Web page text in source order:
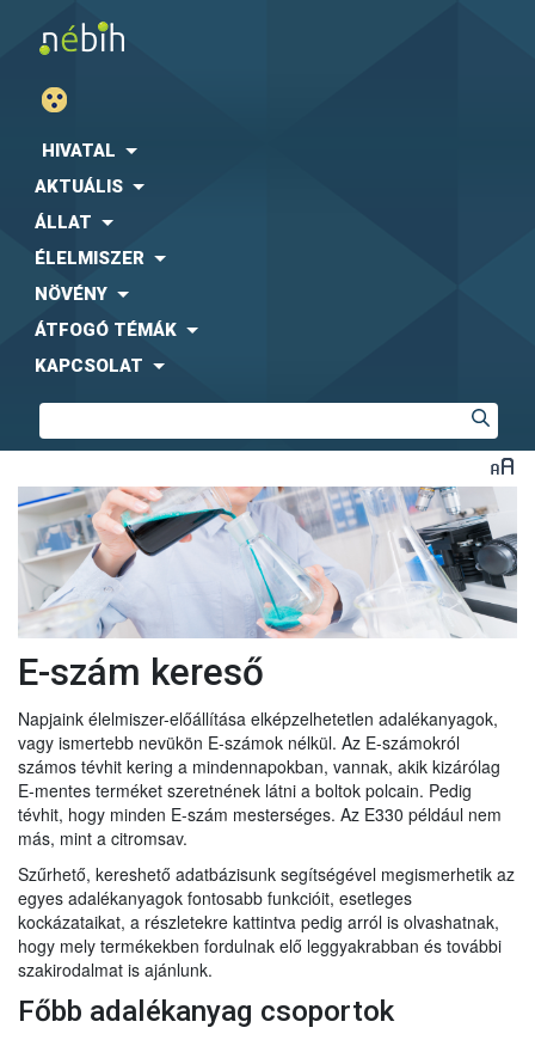
HIVATAL
AKTUÁLIS
ÁLLAT
ÉLELMISZER
NÖVÉNY
ÁTFOGÓ TÉMÁK
KAPCSOLAT
E-szám kereső
Napjaink élelmiszer-előállítása elképzelhetetlen adalékanyagok,
vagy ismertebb nevükön E-számok nélkül. Az E-számokról
számos tévhit kering a mindennapokban, vannak, akik kizárólag
E-mentes terméket szeretnének látni a boltok polcain. Pedig
tévhit, hogy minden E-szám mesterséges. Az E330 például nem
más, mint a citromsav.
Szűrhető, kereshető adatbázisunk segítségével megismerhetik az
egyes adalékanyagok fontosabb funkcióit, esetleges
kockázataikat, a részletekre kattintva pedig arról is olvashatnak,
hogy mely termékekben fordulnak elő leggyakrabban és további
szakirodalmat is ajánlunk.
Főbb adalékanyag csoportok